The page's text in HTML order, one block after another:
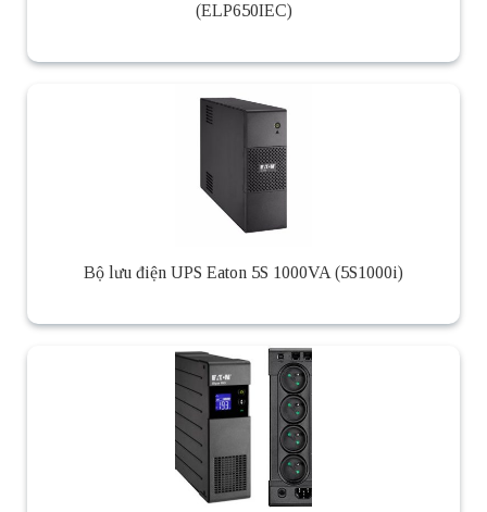
(ELP650IEC)
Bộ lưu điện UPS Eaton 5S 1000VA (5S1000i)